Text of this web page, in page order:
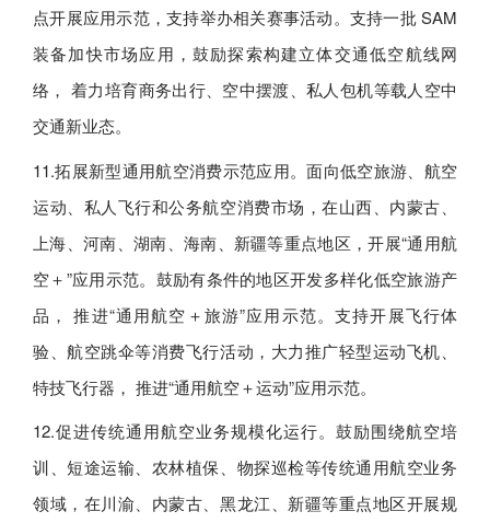
点开展应用示范，支持举办相关赛事活动。支持一批 SAM
装备加快市场应用，鼓励探索构建立体交通低空航线网
络， 着力培育商务出行、空中摆渡、私人包机等载人空中
交通新业态。
11.拓展新型通用航空消费示范应用。面向低空旅游、航空
运动、私人飞行和公务航空消费市场，在山西、内蒙古、
上海、河南、湖南、海南、新疆等重点地区，开展“通用航
空＋”应用示范。鼓励有条件的地区开发多样化低空旅游产
品， 推进“通用航空＋旅游”应用示范。支持开展飞行体
验、航空跳伞等消费飞行活动，大力推广轻型运动飞机、
特技飞行器， 推进“通用航空＋运动”应用示范。
12.促进传统通用航空业务规模化运行。鼓励围绕航空培
训、短途运输、农林植保、物探巡检等传统通用航空业务
领域，在川渝、内蒙古、黑龙江、新疆等重点地区开展规